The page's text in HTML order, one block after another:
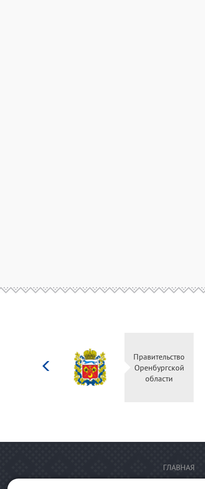
Правительство
Оренбургской
области
ГЛАВНАЯ